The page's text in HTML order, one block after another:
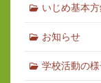
いじめ基本
お知らせ
学校活動の